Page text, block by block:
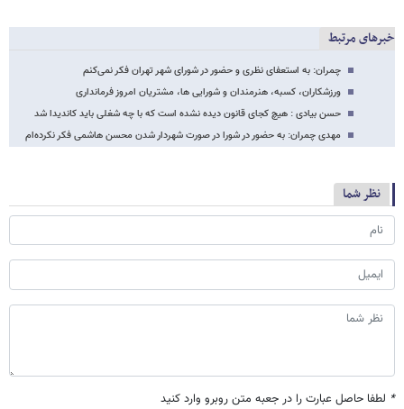
خبرهای مرتبط
چمران: به استعفای نظری و حضور در شورای شهر تهران فکر نمی‌کنم
ورزشکاران، کسبه، هنرمندان و شورایی ها، مشتریان امروز فرمانداری
حسن بیادی : هیچ کجای قانون دیده نشده است که با چه شغلی باید کاندیدا شد
مهدی چمران: به حضور در شورا در صورت شهردار شدن محسن هاشمی فکر نکرده‌ام
نظر شما
* لطفا حاصل عبارت را در جعبه متن روبرو وارد کنید